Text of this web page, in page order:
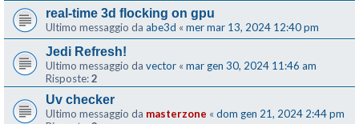
real-time 3d flocking on gpu
Ultimo messaggio da abe3d « mer mar 13, 2024 12:40 pm
Jedi Refresh!
Ultimo messaggio da vector « mar gen 30, 2024 11:46 am
Risposte:2
Uv checker
Ultimo messaggio da masterzone « dom gen 21, 2024 2:44 pm